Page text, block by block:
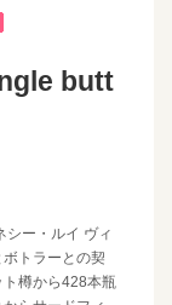
butt
シー・ルイ ヴィ
トラーとの契
樽から428本瓶